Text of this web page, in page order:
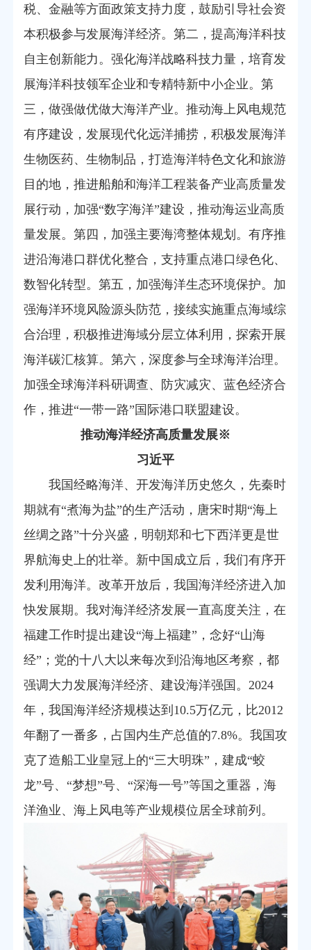
税、金融等方面政策支持力度，鼓励引导社会资
本积极参与发展海洋经济。第二，提高海洋科技
自主创新能力。强化海洋战略科技力量，培育发
展海洋科技领军企业和专精特新中小企业。第
三，做强做优做大海洋产业。推动海上风电规范
有序建设，发展现代化远洋捕捞，积极发展海洋
生物医药、生物制品，打造海洋特色文化和旅游
目的地，推进船舶和海洋工程装备产业高质量发
展行动，加强“数字海洋”建设，推动海运业高质
量发展。第四，加强主要海湾整体规划。有序推
进沿海港口群优化整合，支持重点港口绿色化、
数智化转型。第五，加强海洋生态环境保护。加
强海洋环境风险源头防范，接续实施重点海域综
合治理，积极推进海域分层立体利用，探索开展
海洋碳汇核算。第六，深度参与全球海洋治理。
加强全球海洋科研调查、防灾减灾、蓝色经济合
作，推进“一带一路”国际港口联盟建设。
推动海洋经济高质量发展※
习近平
我国经略海洋、开发海洋历史悠久，先秦时
期就有“煮海为盐”的生产活动，唐宋时期“海上
丝绸之路”十分兴盛，明朝郑和七下西洋更是世
界航海史上的壮举。新中国成立后，我们有序开
发利用海洋。改革开放后，我国海洋经济进入加
快发展期。我对海洋经济发展一直高度关注，在
福建工作时提出建设“海上福建”，念好“山海
经”；党的十八大以来每次到沿海地区考察，都
强调大力发展海洋经济、建设海洋强国。2024
年，我国海洋经济规模达到10.5万亿元，比2012
年翻了一番多，占国内生产总值的7.8%。我国攻
克了造船工业皇冠上的“三大明珠”，建成“蛟
龙”号、“梦想”号、“深海一号”等国之重器，海
洋渔业、海上风电等产业规模位居全球前列。